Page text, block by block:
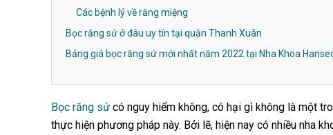
Các bệnh lý về răng miệng
Bọc răng sứ ở đâu uy tín tại quận Thanh Xuân
Bảng giá bọc răng sứ mới nhất năm 2022 tại Nha Khoa
Bọc răng sứ có nguy hiểm không, có hại gì không là một
thực hiện phương pháp này. Bởi lẽ, hiện nay có nhiều nha